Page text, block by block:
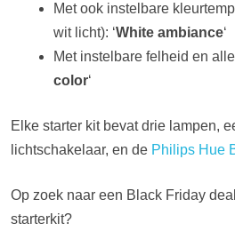
Met ook instelbare
wit licht): ‘White ambiance‘
Met instelbare felheid en alle
color‘
Elke starter kit bevat drie lampen,
lichtschakelaar, en de Philips Hue
Op zoek naar een Black Friday
starterkit?